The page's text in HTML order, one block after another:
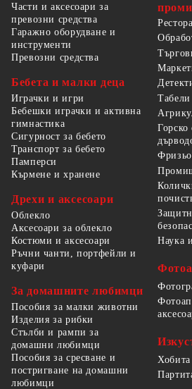
Части и аксесоари за
превозни средства
Гаражно оборудване и
инструменти
Превозни средства
Бебета и малки деца
Играчки и игри
Бебешки играчки и активна
гимнастика
Сигурност за бебето
Транспорт за бебето
Памперси
Кърмене и хранене
Дрехи и аксесоари
Облекло
Аксесоари за облекло
Костюми и аксесоари
Ръчни чанти, портфейли и
куфари
За домашните любимци
Пособия за малки животни
Изделия за рибки
Стълби и рампи за
домашни любимци
Пособия за сресване и
постригване на домашни
любимци
Табели
Горско
Наука